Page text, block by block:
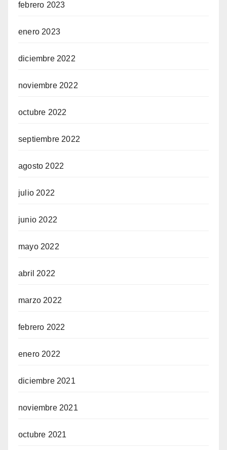
febrero 2023
enero 2023
diciembre 2022
noviembre 2022
octubre 2022
septiembre 2022
agosto 2022
julio 2022
junio 2022
mayo 2022
abril 2022
marzo 2022
febrero 2022
enero 2022
diciembre 2021
noviembre 2021
octubre 2021